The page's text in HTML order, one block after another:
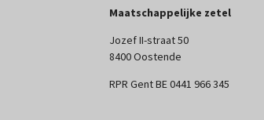
Maatschappelijke zetel
Jozef II-straat 50
8400 Oostende
RPR Gent BE 0441 966 345